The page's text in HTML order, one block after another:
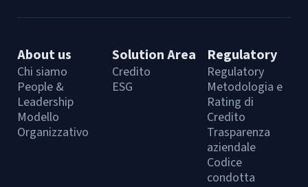
About us
Chi siamo
People &
Leadership
Modello
Organizzativo
Solution Area
Credito
ESG
Regulatory
Regulatory
Metodologia e
Rating di
Credito
Trasparenza
aziendale
Codice
condotta